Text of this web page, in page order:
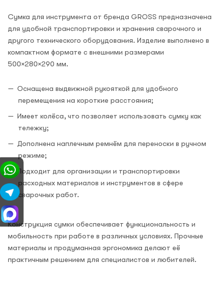
Сумка для инструмента от бренда GROSS предназначена
для удобной транспортировки и хранения сварочного и
другого технического оборудования. Изделие выполнено в
компактном формате с внешними размерами
500×280×290 мм.
Оснащена выдвижной рукояткой для удобного
перемещения на короткие расстояния;
Имеет колёса, что позволяет использовать сумку как
тележку;
Дополнена наплечным ремнём для переноски в ручном
режиме;
Подходит для организации и транспортировки
расходных материалов и инструментов в сфере
сварочных работ.
Конструкция сумки обеспечивает функциональность и
мобильность при работе в различных условиях. Прочные
материалы и продуманная эргономика делают её
практичным решением для специалистов и любителей.